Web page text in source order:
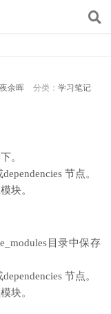
余晖 分类： 学习笔记
。
节点。
块。
目录中保存
节点。
块。